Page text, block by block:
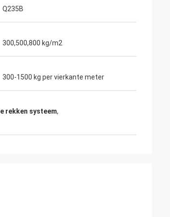
Q235B
300,500,800 kg/m2
300-1500 kg per vierkante meter
rekken systeem,